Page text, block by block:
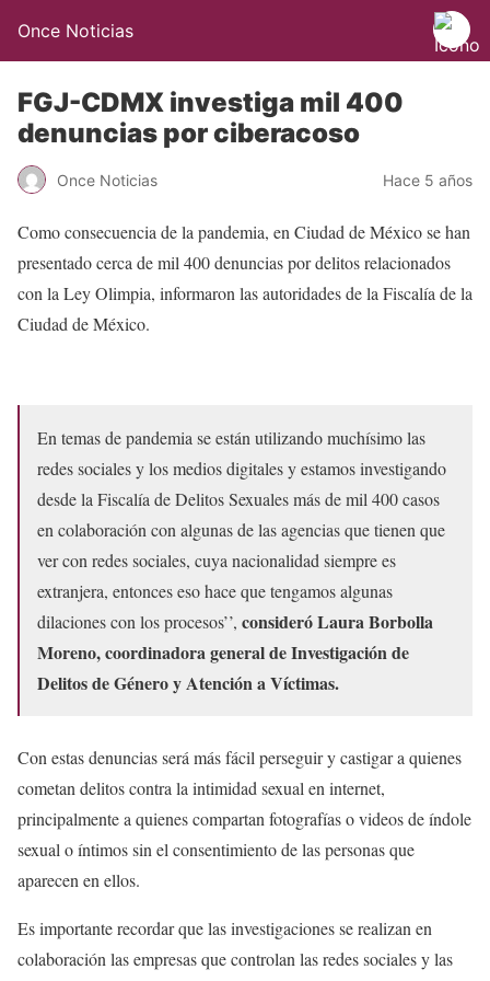
Once Noticias
FGJ-CDMX investiga mil 400
denuncias por ciberacoso
Once Noticias Hace 5 años
Como consecuencia de la pandemia, en Ciudad de México se han
presentado cerca de mil 400 denuncias por delitos relacionados
con la Ley Olimpia, informaron las autoridades de la Fiscalía de la
Ciudad de México.
En temas de pandemia se están utilizando muchísimo las
redes sociales y los medios digitales y estamos investigando
desde la Fiscalía de Delitos Sexuales más de mil 400 casos
en colaboración con algunas de las agencias que tienen que
ver con redes sociales, cuya nacionalidad siempre es
extranjera, entonces eso hace que tengamos algunas
dilaciones con los procesos’’, consideró Laura Borbolla
Moreno, coordinadora general de Investigación de
Delitos de Género y Atención a Víctimas.
Con estas denuncias será más fácil perseguir y castigar a quienes
cometan delitos contra la intimidad sexual en internet,
principalmente a quienes compartan fotografías o videos de índole
sexual o íntimos sin el consentimiento de las personas que
aparecen en ellos.
Es importante recordar que las investigaciones se realizan en
colaboración las empresas que controlan las redes sociales y las